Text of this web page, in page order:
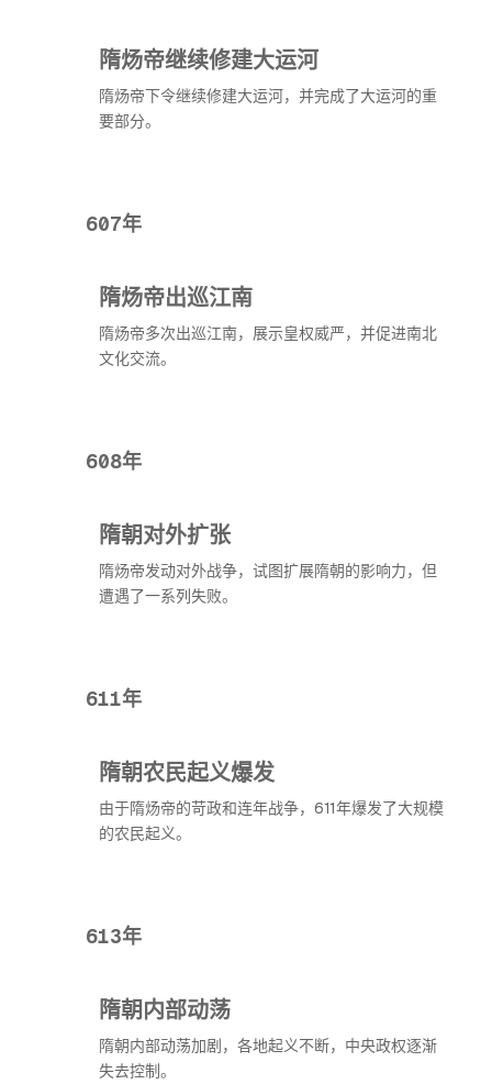
隋炀帝继续修建大运河
隋炀帝下令继续修建大运河，并完成了大运河的重
要部分。
607年
隋炀帝出巡江南
隋炀帝多次出巡江南，展示皇权威严，并促进南北
文化交流。
608年
隋朝对外扩张
隋炀帝发动对外战争，试图扩展隋朝的影响力，但
遭遇了一系列失败。
611年
隋朝农民起义爆发
由于隋炀帝的苛政和连年战争，611年爆发了大规模
的农民起义。
613年
隋朝内部动荡
隋朝内部动荡加剧，各地起义不断，中央政权逐渐
失去控制。